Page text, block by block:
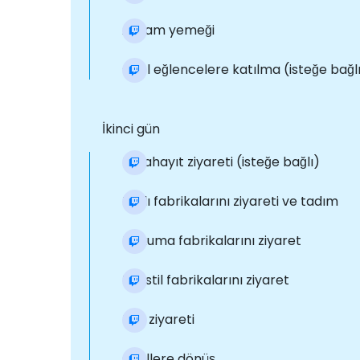
Akşam yemeği
Özel eğlencelere katılma (isteğe
İkinci gün
Karahayıt ziyareti (isteğe bağlı)
Tatlı fabrikalarını ziyareti ve tadım
Dokuma fabrikalarını ziyaret
Tekstil fabrikalarını ziyaret
Köy ziyareti